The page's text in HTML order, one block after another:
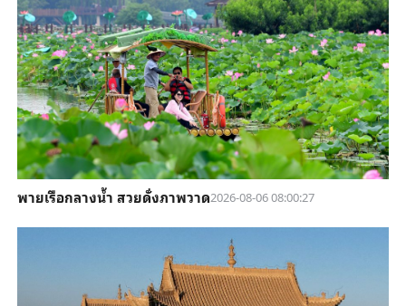
พายเรือกลางน้ำ สวยดั่งภาพวาด2026-08-06 08:00:27